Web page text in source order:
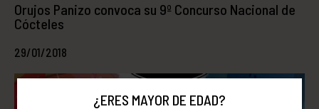
Orujos Panizo convoca su 9º Concurso Nacional de
Cócteles
29/01/2018
¿ERES MAYOR DE EDAD?